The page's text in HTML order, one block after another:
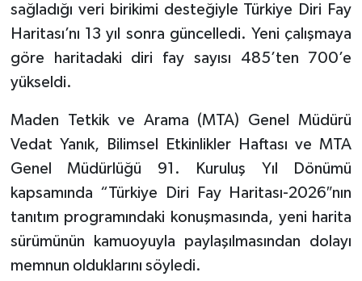
sağladığı veri birikimi desteğiyle Türkiye Diri Fay
Haritası’nı 13 yıl sonra güncelledi. Yeni çalışmaya
göre haritadaki diri fay sayısı 485’ten 700’e
yükseldi.
Maden Tetkik ve Arama (MTA) Genel Müdürü
Vedat Yanık, Bilimsel Etkinlikler Haftası ve MTA
Genel Müdürlüğü 91. Kuruluş Yıl Dönümü
kapsamında “Türkiye Diri Fay Haritası-2026″nın
tanıtım programındaki konuşmasında, yeni harita
sürümünün kamuoyuyla paylaşılmasından dolayı
memnun olduklarını söyledi.